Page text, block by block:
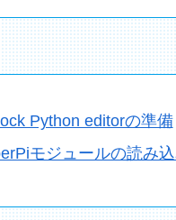
Python editorの準備
モジュールの読み